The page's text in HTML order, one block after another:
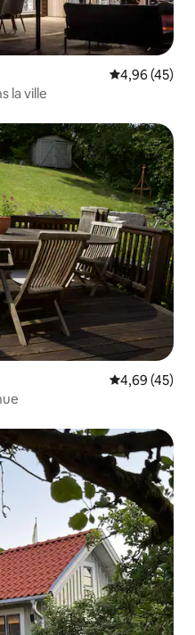
Évaluation
4,96 (45)
la ville
Évaluation
4,69 (45)